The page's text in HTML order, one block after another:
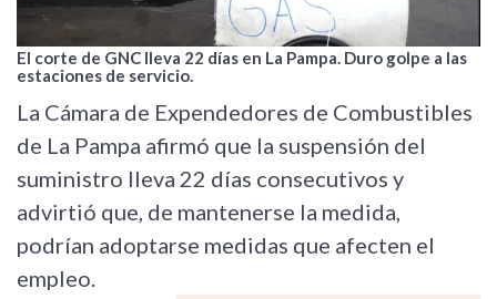
El corte de GNC lleva 22 días en La Pampa. Duro golpe a las
estaciones de servicio.
La Cámara de Expendedores de Combustibles
de La Pampa afirmó que la suspensión del
suministro lleva 22 días consecutivos y
advirtió que, de mantenerse la medida,
podrían adoptarse medidas que afecten el
empleo.